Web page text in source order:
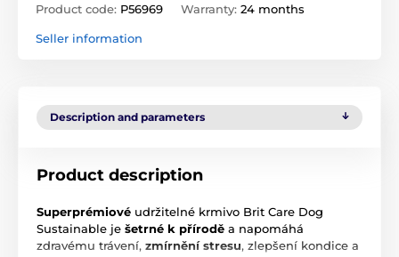
Product code: P56969 Warranty: 24 months
Seller information
Description and parameters
Product description
Superprémiové udržitelné krmivo Brit Care Dog
Sustainable je šetrné k přírodě a napomáhá
zdravému trávení, zmírnění stresu, zlepšení kondice a